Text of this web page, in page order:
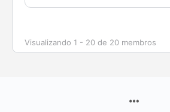
Visualizando 1 - 20 de 20 membros